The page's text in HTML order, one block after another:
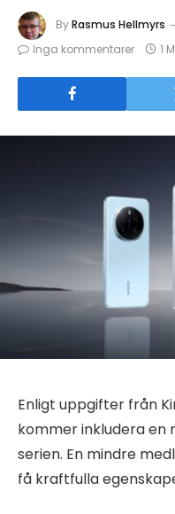
ByRasmus Hellmyrs
Inga kommentarer
1
Enligt uppgifter från
kommer inkludera en
serien. En mindre
få kraftfulla